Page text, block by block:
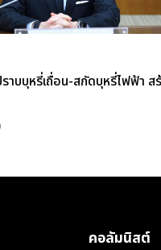
าบบุหรี่เถื่อน-สกัดบุหรี่ไฟฟ้า
คอลัมนิสต์